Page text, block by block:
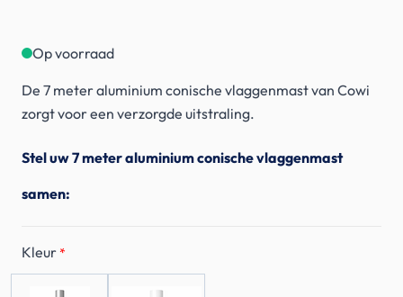
Op voorraad
De 7 meter aluminium conische vlaggenmast van Cowi
zorgt voor een verzorgde uitstraling.
Stel uw 7 meter aluminium conische vlaggenmast
samen:
Kleur*